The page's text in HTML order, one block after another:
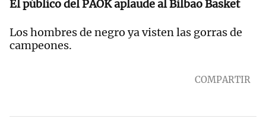
El público del PAOK aplaude al Bilbao Basket
Los hombres de negro ya visten las gorras de
campeones.
COMPARTIR